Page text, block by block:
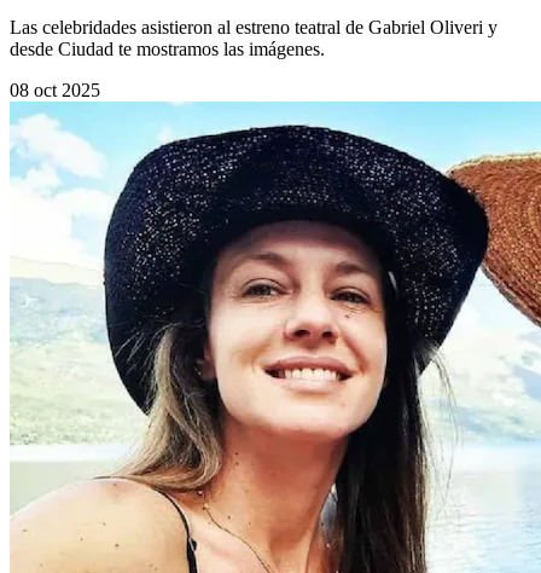
Las celebridades asistieron al estreno teatral de Gabriel Oliveri y
desde Ciudad te mostramos las imágenes.
08 oct 2025